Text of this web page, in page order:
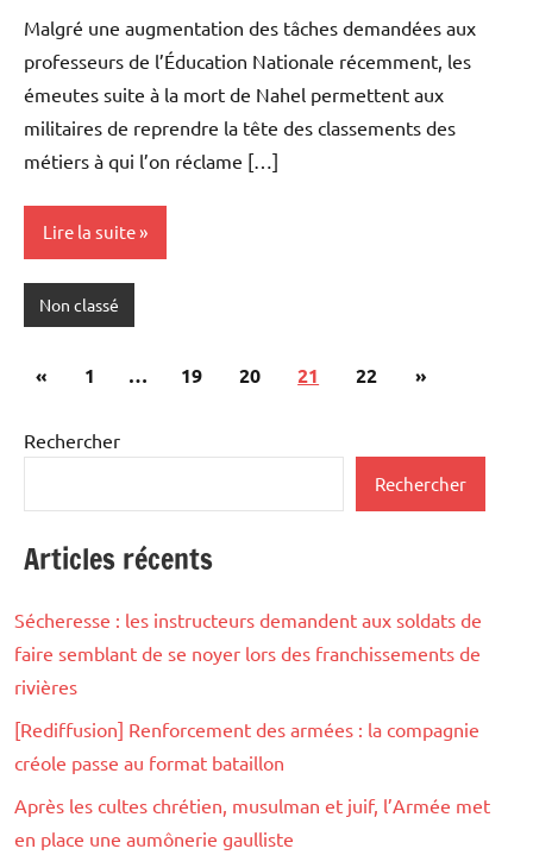
Malgré une augmentation des tâches demandées aux
professeurs de l’Éducation Nationale récemment, les
émeutes suite à la mort de Nahel permettent aux
militaires de reprendre la tête des classements des
métiers à qui l’on réclame […]
Lire la suite
Non classé
Pagination
publications
«Publications
1 … 19 20 21 22
Articles
»
Rechercher
Rechercher
Articles récents
Sécheresse : les instructeurs demandent aux soldats de
faire semblant de se noyer lors des franchissements de
rivières
[Rediffusion] Renforcement des armées : la compagnie
créole passe au format bataillon
Après les cultes chrétien, musulman et juif, l’Armée met
en place une aumônerie gaulliste